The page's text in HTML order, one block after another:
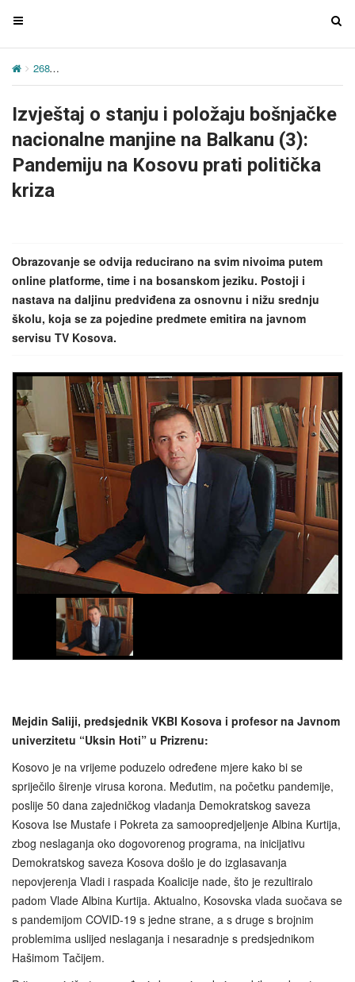
T
g
e
n
v
i
o
n
T
e
268
Izvještaj o stanju i položaju bošnjačke
nacionalne manjine na Balkanu (3):
Pandemiju na Kosovu prati politička
kriza
Obrazovanje se odvija reducirano na svim nivoima putem
online platforme, time i na bosanskom jeziku. Postoji i
nastava na daljinu predviđena za osnovnu i nižu srednju
školu, koja se za pojedine predmete emitira na javnom
servisu TV Kosova.
Mejdin Saliji, predsjednik VKBI Kosova i profesor na Javnom
univerzitetu “Uksin Hoti” u Prizrenu:
Kosovo je na vrijeme poduzelo određene mjere kako bi se
spriječilo širenje virusa korona. Međutim, na početku pandemije,
poslije 50 dana zajedničkog vladanja Demokratskog saveza
Kosova Ise Mustafe i Pokreta za samoopredjeljenje Albina Kurtija,
zbog neslaganja oko dogovorenog programa, na inicijativu
Demokratskog saveza Kosova došlo je do izglasavanja
nepovjerenja Vladi i raspada Koalicije nade, što je rezultiralo
padom Vlade Albina Kurtija. Aktualno, Kosovska vlada suočava se
s pandemijom COVID-19 s jedne strane, a s druge s brojnim
problemima uslijed neslaganja i nesaradnje s predsjednikom
Hašimom Tačijem.